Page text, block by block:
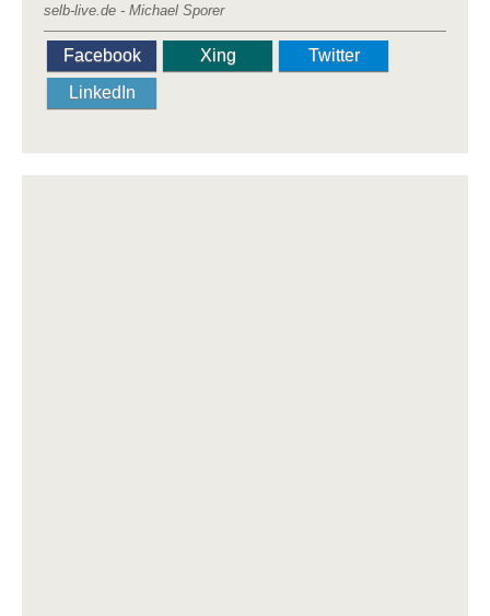
selb-live.de - Michael Sporer
Facebook Xing
Twitter
LinkedIn